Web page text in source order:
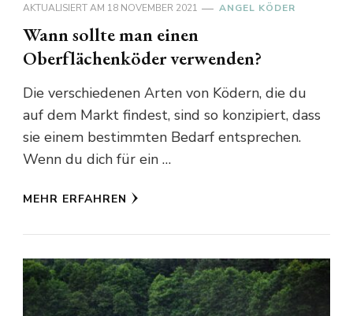
AKTUALISIERT AM 18 NOVEMBER 2021 ANGEL KÖDER
Wann sollte man einen
Oberflächenköder verwenden?
Die verschiedenen Arten von Ködern, die du
auf dem Markt findest, sind so konzipiert, dass
sie einem bestimmten Bedarf entsprechen.
Wenn du dich für ein …
MEHR ERFAHREN